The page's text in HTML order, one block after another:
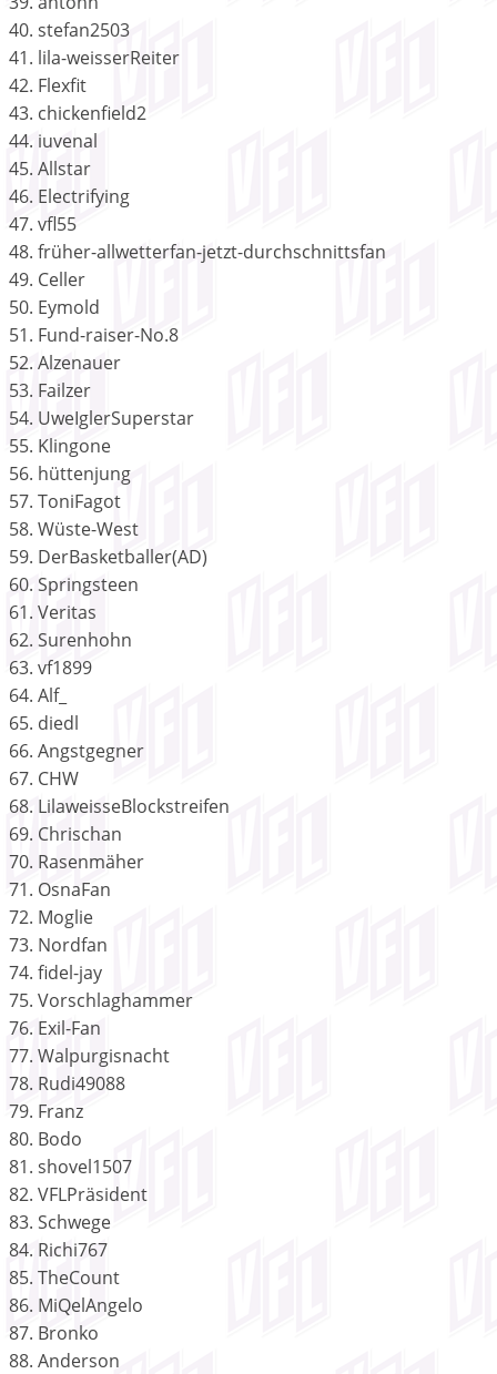
40. stefan2503
41. lila-weisserReiter
42. Flexfit
43. chickenfield2
44. iuvenal
45. Allstar
46. Electrifying
47. vfl55
48. früher-allwetterfan-jetzt-durchschnittsfan
49. Celler
50. Eymold
51. Fund-raiser-No.8
52. Alzenauer
53. Failzer
54. UweIglerSuperstar
55. Klingone
56. hüttenjung
57. ToniFagot
58. Wüste-West
59. DerBasketballer(AD)
60. Springsteen
61. Veritas
62. Surenhohn
63. vf1899
64. Alf_
65. diedl
66. Angstgegner
67. CHW
68. LilaweisseBlockstreifen
69. Chrischan
70. Rasenmäher
71. OsnaFan
72. Moglie
73. Nordfan
74. fidel-jay
75. Vorschlaghammer
76. Exil-Fan
77. Walpurgisnacht
78. Rudi49088
79. Franz
80. Bodo
81. shovel1507
82. VFLPräsident
83. Schwege
84. Richi767
85. TheCount
86. MiQelAngelo
87. Bronko
88. Anderson